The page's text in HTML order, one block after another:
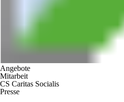
Angebote
Mitarbeit
CS Caritas Socialis
Presse